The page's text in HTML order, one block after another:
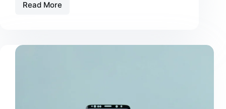
Read More
Laptop
Layar?